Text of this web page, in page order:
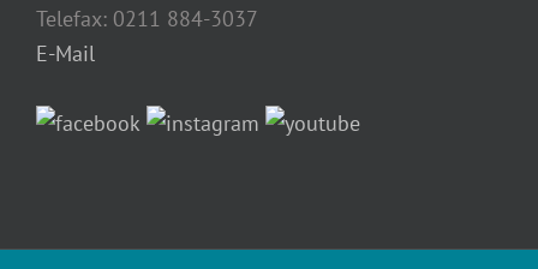
Telefax: 0211 884-3037
E-Mail